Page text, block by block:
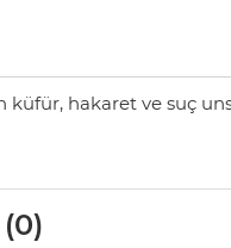
küfür, hakaret ve suç
0)